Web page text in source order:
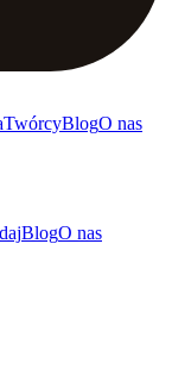
TwórcyBlogO nas
BlogO nas